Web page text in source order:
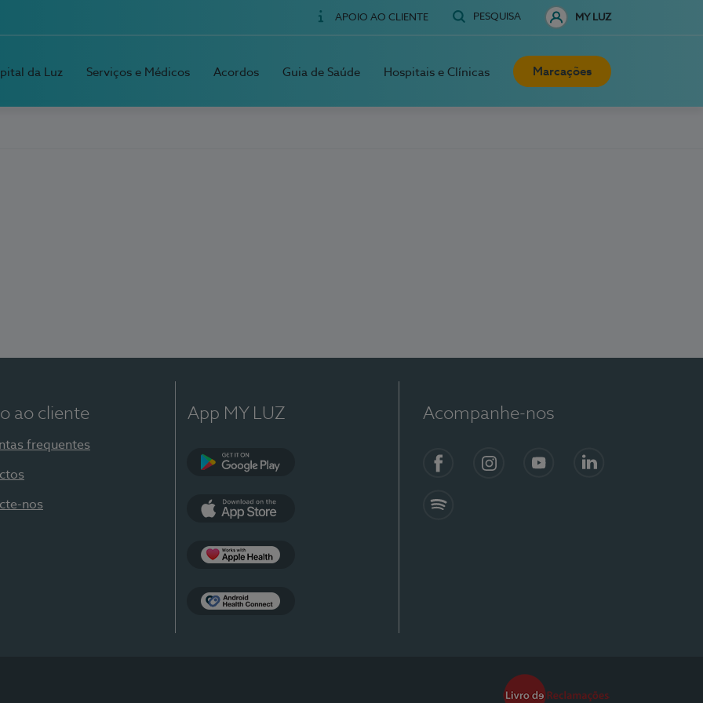
APOIO AO CLIENTE PESQUISA MY LUZ
da Luz Serviços e Médicos Acordos Guia de Saúde Hospitais e Clínicas Marcações
ao cliente
frequentes
nos
App MY LUZ Acompanhe-nos